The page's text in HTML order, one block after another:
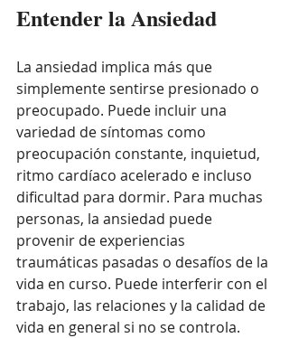
Entender la Ansiedad
La ansiedad implica más que
simplemente sentirse presionado o
preocupado. Puede incluir una
variedad de síntomas como
preocupación constante, inquietud,
ritmo cardíaco acelerado e incluso
dificultad para dormir. Para muchas
personas, la ansiedad puede
provenir de experiencias
traumáticas pasadas o desafíos de la
vida en curso. Puede interferir con el
trabajo, las relaciones y la calidad de
vida en general si no se controla.